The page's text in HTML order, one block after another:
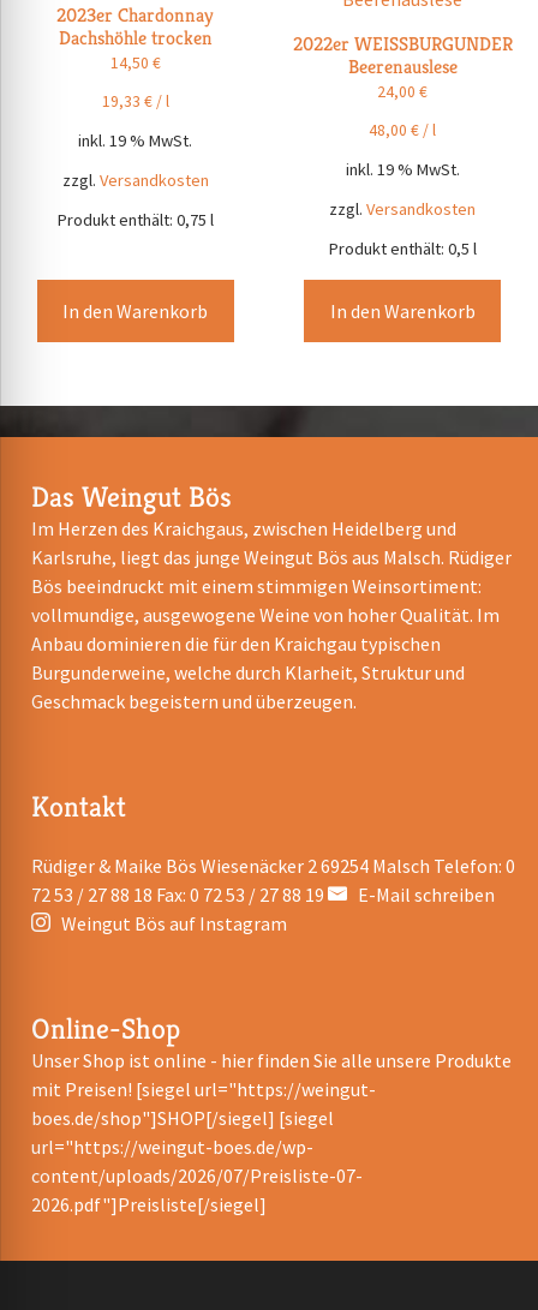
2023er Chardonnay
Dachshöhle trocken
14,50 €
19,33 €/l
inkl. 19 % MwSt.
zzgl. Versandkosten
Produkt enthält: 0,75 l
In den Warenkorb
2022er WEISSBURGUNDER
Beerenauslese
24,00€
48,00€ /l
inkl. 19 % MwSt.
zzgl.Versandkosten
Produkt enthält: 0,5 l
In den Warenkorb
Das Weingut Bös
Im Herzen des Kraichgaus, zwischen Heidelberg und
Karlsruhe, liegt das junge Weingut Bös aus Malsch. Rüdiger
Bös beeindruckt mit einem stimmigen Weinsortiment:
vollmundige, ausgewogene Weine von hoher Qualität. Im
Anbau dominieren die für den Kraichgau typischen
Burgunderweine, welche durch Klarheit, Struktur und
Geschmack begeistern und überzeugen.
Kontakt
Rüdiger & Maike Bös Wiesenäcker 2 69254 Malsch Telefon: 0
72 53 / 27 88 18 Fax: 0 72 53 / 27 88 19
E-Mail schreiben
Weingut Bös auf Instagram
Online-Shop
Unser Shop ist online - hier finden Sie alle unsere Produkte
mit Preisen! [siegel url="https://weingut-
boes.de/shop"]SHOP[/siegel] [siegel
url="https://weingut-boes.de/wp-
content/uploads/2026/07/Preisliste-07-
2026.pdf"]Preisliste[/siegel]